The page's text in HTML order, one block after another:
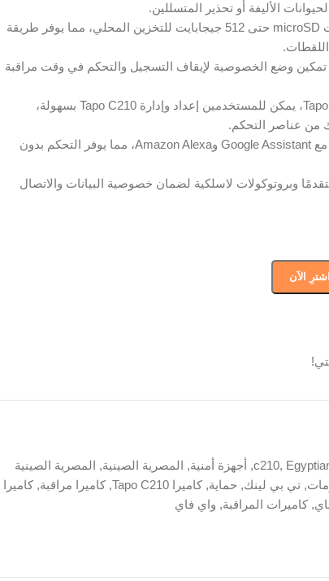
الأليفة أو تحذير المتسللين.
التخزين المحلي: يدعم الجهاز بطاقات microSD حتى 512 جيجابايت للتخزين المحلي، مما يوفر طريقة
وضع الخصوصية لإيقاف التسجيل والتحكم في وقت مراقبة
إعداد وإدارة سهلة: باستخدام تطبيق Tapo، يمكن للمستخدمين إعداد وإدارة Tapo C210 بسهولة،
من عناصر التحكم.
التحكم الصوتي: Tapo C210 متوافق مع Google Assistant وAmazon Alexa، مما يوفر التحكم بدون
وبروتوكولات لاسلكية لضمان خصوصية البيانات والاتصال
اشترِ الآن
c210,
, أجهزة أمنية, المصرية الصينية, المصرية الصينية
, تي بي لينك, حماية, كاميرا Tapo C210 , كاميرا مراقبة, كاميرا
, كاميرات المراقبة, واي فاي